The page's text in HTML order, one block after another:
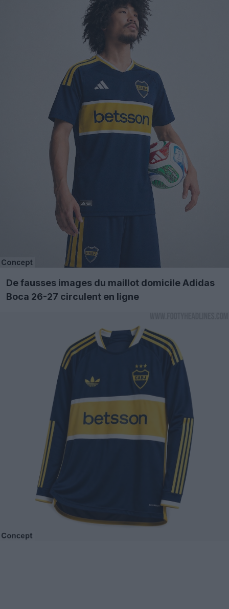
De fausses images du maillot domicile Adidas
Boca 26-27 circulent en ligne